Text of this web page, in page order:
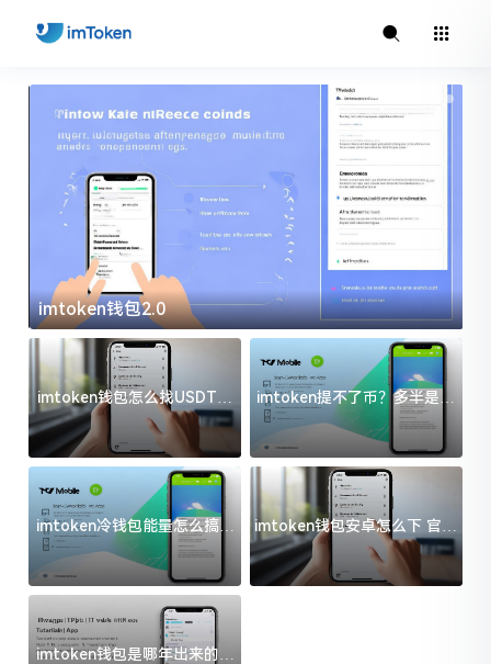
imtoken钱包2.0
imtoken钱包怎么找USDT地
址？三步搞定不踩坑
imtoken提不了币？多半是这
几件事没处理好
imtoken冷钱包能量怎么搞？
过来人告诉你门道
imtoken钱包安卓怎么下 官方
渠道避坑指南
imtoken钱包是哪年出来的？